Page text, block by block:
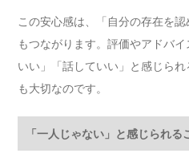
この安心感は、「自分の存在を
もつながります。評価やアドバ
いい」「話していい」と感じら
も大切なのです。
「一人じゃない」と感じられ